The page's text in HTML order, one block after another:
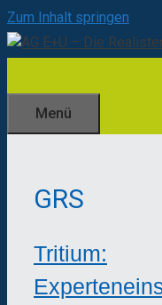
Zum Inhalt springen
Menü
GRS
Tritium: